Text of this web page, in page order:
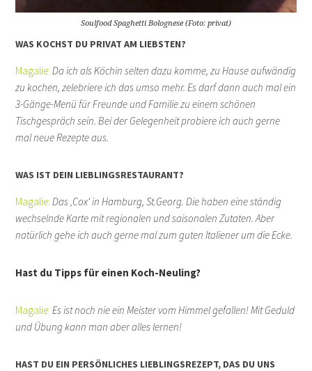
Soulfood Spaghetti Bolognese (Foto: privat)
WAS KOCHST DU PRIVAT AM LIEBSTEN?
Magalie:Da ich als Köchin selten dazu komme, zu Hause aufwändig
zu kochen, zelebriere ich das umso mehr. Es darf dann auch mal ein
3-Gänge-Menü für Freunde und Familie zu einem schönen
Tischgespräch sein. Bei der Gelegenheit probiere ich auch gerne
mal neue Rezepte aus.
WAS IST DEIN LIEBLINGSRESTAURANT?
Magalie:Das ‚Cox‘ in Hamburg, St.Georg. Die haben eine ständig
wechselnde Karte mit regionalen und saisonalen Zutaten. Aber
natürlich gehe ich auch gerne mal zum guten Italiener um die Ecke.
Hast du Tipps für einen Koch-Neuling?
Magalie:Es ist noch nie ein Meister vom Himmel gefallen! Mit Geduld
und Übung kann man aber alles lernen!
HAST DU EIN PERSÖNLICHES LIEBLINGSREZEPT, DAS DU UNS